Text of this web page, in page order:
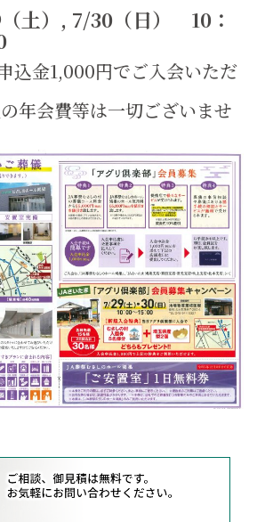
土）, 7/30（日） 10：
込金1,000円でご入会いただ
費等は一切ございませ